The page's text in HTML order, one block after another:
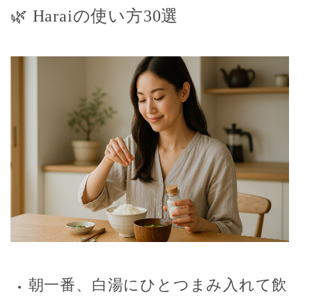
🌿 Haraiの使い方30選
朝一番、白湯にひとつまみ入れて飲